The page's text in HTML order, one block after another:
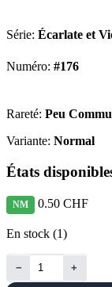
Série: Écarlate et
Numéro: #176
Rareté: Peu
Variante: Normal
États
NM 0.50 CHF
En stock (1)
− +